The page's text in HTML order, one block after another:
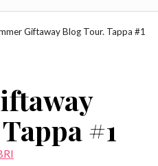
Giftaway Blog Tour. Tappa #1
#1